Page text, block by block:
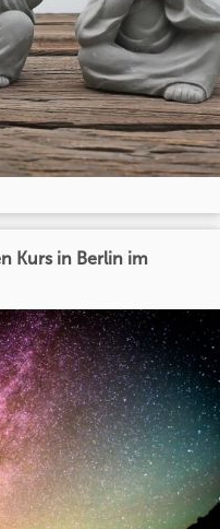
Kurs in Berlin im